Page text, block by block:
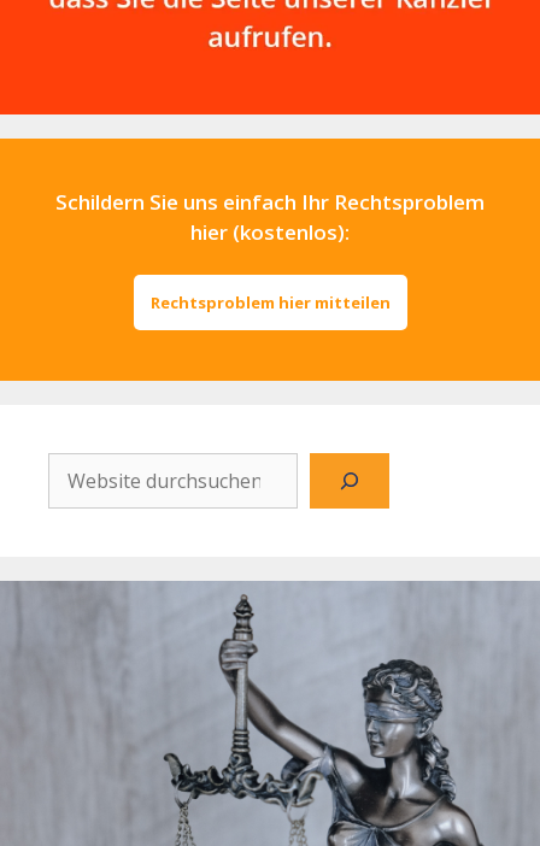
Schildern Sie uns einfach Ihr Rechtsproblem
hier (kostenlos):
Rechtsproblem hier mitteilen
Website
durchsuchen